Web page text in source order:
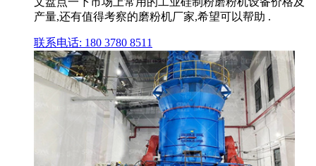
产量,还有值得考察的磨粉机厂家,希望可以帮助 .
联系电话: 180 3780 8511